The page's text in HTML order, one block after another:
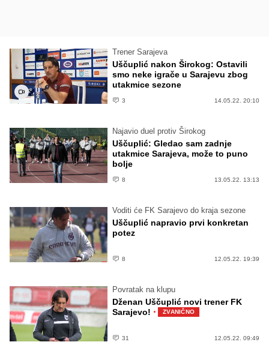
Trener Sarajeva
Uščuplić nakon Širokog: Ostavili
smo neke igrače u Sarajevu zbog
utakmice sezone
3 14.05.22. 20:10
Najavio duel protiv Širokog
Uščuplić: Gledao sam zadnje
utakmice Sarajeva, može to puno
bolje
8 13.05.22. 13:13
Voditi će FK Sarajevo do kraja sezone
Uščuplić napravio prvi konkretan
potez
8 12.05.22. 19:39
Povratak na klupu
Dženan Uščuplić novi trener FK
Sarajevo! · ZVANIČNO
31 12.05.22. 09:49